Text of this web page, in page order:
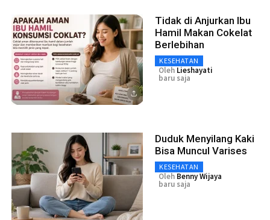
Tidak di Anjurkan Ibu
Hamil Makan Cokelat
Berlebihan
KESEHATAN
Oleh Lieshayati
baru saja
Duduk Menyilang Kaki
Bisa Muncul Varises
KESEHATAN
Oleh Benny Wijaya
baru saja